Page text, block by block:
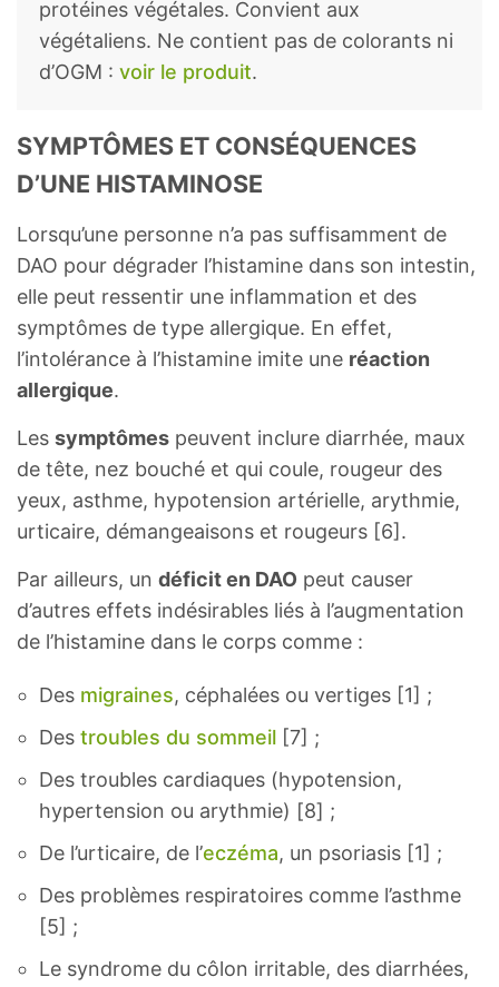
protéines végétales. Convient aux
végétaliens. Ne contient pas de colorants ni
d’OGM : voir le produit.
SYMPTÔMES ET CONSÉQUENCES
D’UNE HISTAMINOSE
Lorsqu’une personne n’a pas suffisamment de
DAO pour dégrader l’histamine dans son intestin,
elle peut ressentir une inflammation et des
symptômes de type allergique. En effet,
l’intolérance à l’histamine imite une réaction
allergique.
Les symptômes peuvent inclure diarrhée, maux
de tête, nez bouché et qui coule, rougeur des
yeux, asthme, hypotension artérielle, arythmie,
urticaire, démangeaisons et rougeurs [6].
Par ailleurs, un déficit en DAO peut causer
d’autres effets indésirables liés à l’augmentation
de l’histamine dans le corps comme :
Des migraines, céphalées ou vertiges [1] ;
Des troubles du sommeil [7] ;
Des troubles cardiaques (hypotension,
hypertension ou arythmie) [8] ;
De l’urticaire, de l’eczéma, un psoriasis [1] ;
Des problèmes respiratoires comme l’asthme
[5] ;
Le syndrome du côlon irritable, des diarrhées,